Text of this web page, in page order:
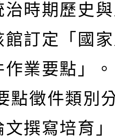
治時期歷史
館訂定「國
業要點」。
徵件類別
文撰寫培育